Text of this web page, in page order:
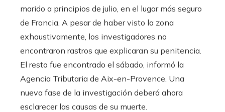
marido a principios de julio, en el lugar más seguro
de Francia. A pesar de haber visto la zona
exhaustivamente, los investigadores no
encontraron rastros que explicaran su penitencia.
El resto fue encontrado el sábado, informó la
Agencia Tributaria de Aix-en-Provence. Una
nueva fase de la investigación deberá ahora
esclarecer las causas de su muerte.